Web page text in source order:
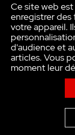
Vidéos :
• Vidéo
Ce site web
enregistrer
votre appareil.
d'audience et
articles. Vous
moment leur
Pour en savoir plus